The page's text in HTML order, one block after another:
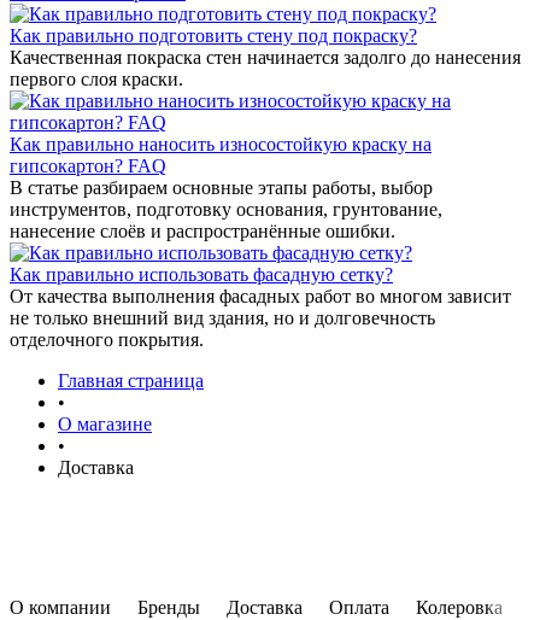
Как правильно подготовить стену под покраску?
Качественная покраска стен начинается задолго до нанесения
первого слоя краски.
Как правильно наносить износостойкую краску на
гипсокартон? FAQ
В статье разбираем основные этапы работы, выбор
инструментов, подготовку основания, грунтование,
нанесение слоёв и распространённые ошибки.
Как правильно использовать фасадную сетку?
От качества выполнения фасадных работ во многом зависит
не только внешний вид здания, но и долговечность
отделочного покрытия.
Главная страница
•
О магазине
•
Доставка
О компании Бренды Доставка Оплата Колеровка